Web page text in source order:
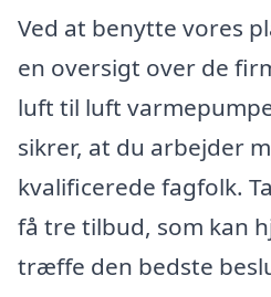
Ved at benytte vores
en oversigt over de
luft til luft
sikrer, at du arbejder
kvalificerede fagfolk.
få tre tilbud, som kan
træffe den bedste